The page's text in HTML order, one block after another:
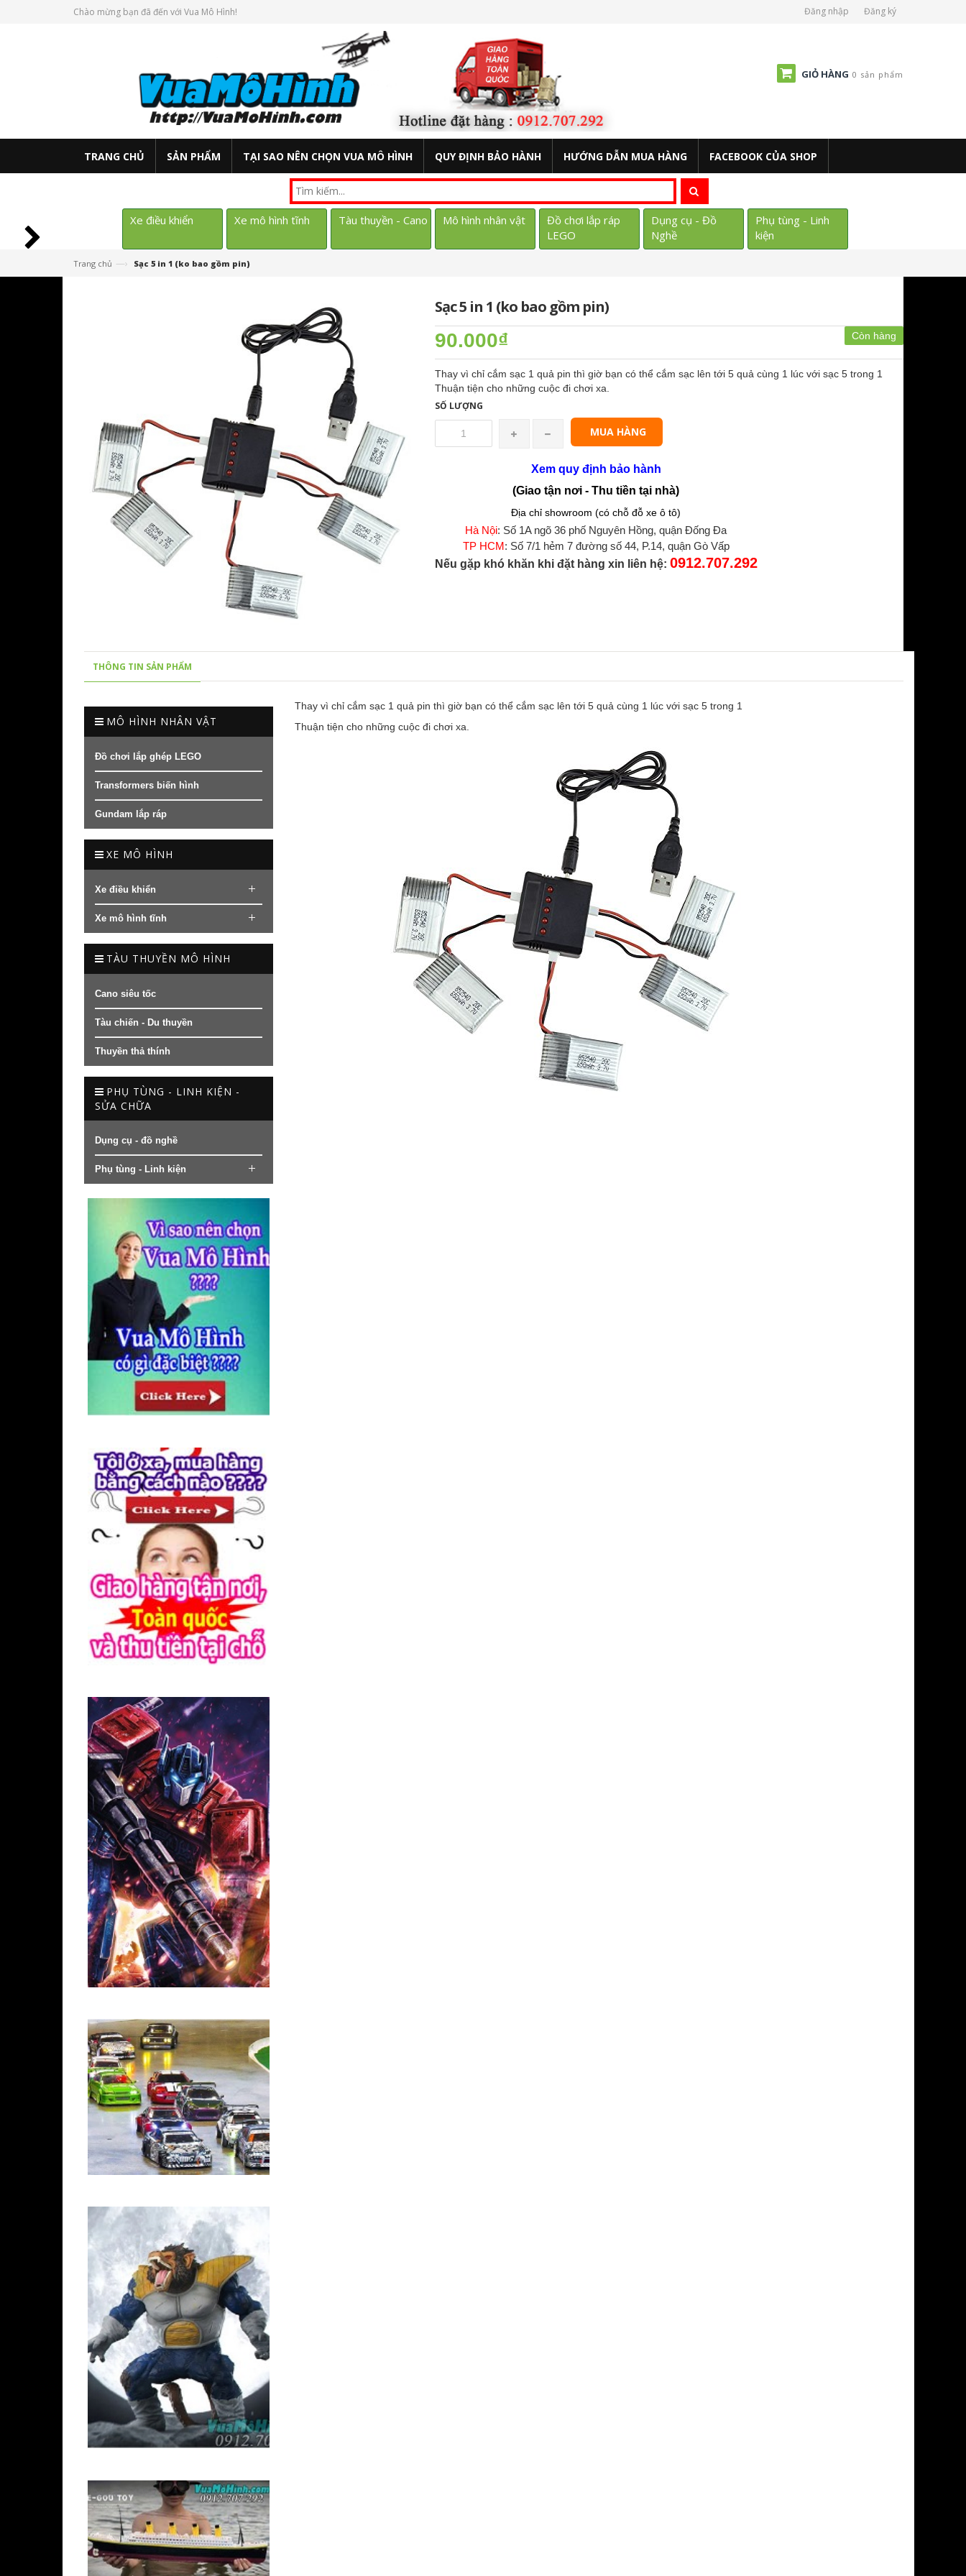
Chào mừng bạn đã đến với Vua Mô Hình! Đăng nhập Đăng ký
GIỎ HÀNG 0 sản phẩm
TRANG CHỦ SẢN PHẨM TẠI SAO NÊN CHỌN VUA MÔ HÌNH QUY ĐỊNH BẢO HÀNH HƯỚNG DẪN MUA HÀNG FACEBOOK CỦA SHOP
Xe điều khiển Xe mô hình tĩnh Tàu thuyền - Cano Mô hình nhân vật
Đồ chơi lắp ráp
LEGO
Dụng cụ - Đồ
Nghề
Phụ tùng - Linh
kiện
Trang chủ —› Sạc 5 in 1 (ko bao gồm pin)
Sạc 5 in 1 (ko bao gồm pin)
Còn hàng
90.000₫
Thay vì chỉ cắm sạc 1 quả pin thì giờ bạn có thể cắm sạc lên tới 5 quả cùng 1 lúc với sạc 5 trong 1
Thuận tiện cho những cuộc đi chơi xa.
SỐ LƯỢNG
MUA HÀNG
Xem quy định bảo hành
(Giao tận nơi - Thu tiền tại nhà)
Địa chỉ showroom (có chỗ đỗ xe ô tô)
Hà Nội: Số 1A ngõ 36 phố Nguyên Hồng, quận Đống Đa
TP HCM: Số 7/1 hẻm 7 đường số 44, P.14, quận Gò Vấp
Nếu gặp khó khăn khi đặt hàng xin liên hệ: 0912.707.292
THÔNG TIN SẢN PHẨM
MÔ HÌNH NHÂN VẬT
Đồ chơi lắp ghép LEGO
Transformers biến hình
Gundam lắp ráp
XE MÔ HÌNH
Xe điều khiển
Xe mô hình tĩnh
TÀU THUYỀN MÔ HÌNH
Cano siêu tốc
Tàu chiến - Du thuyền
Thuyền thả thính
PHỤ TÙNG - LINH KIỆN -
SỬA CHỮA
Dụng cụ - đồ nghề
Phụ tùng - Linh kiện
Thay vì chỉ cắm sạc 1 quả pin thì giờ bạn có thể cắm sạc lên tới 5 quả cùng 1 lúc với sạc 5 trong 1
Thuận tiện cho những cuộc đi chơi xa.